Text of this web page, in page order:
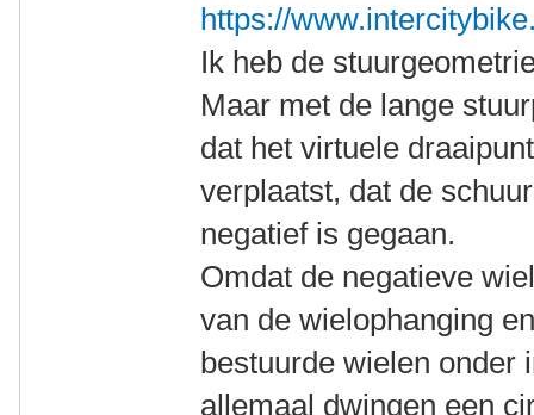
https://
Ik heb de
Maar met de lange
dat het virtuele
verplaatst, dat de
negatief is gegaan.
Omdat de negatieve
van de wielophanging
bestuurde wielen onder
allemaal dwingen een